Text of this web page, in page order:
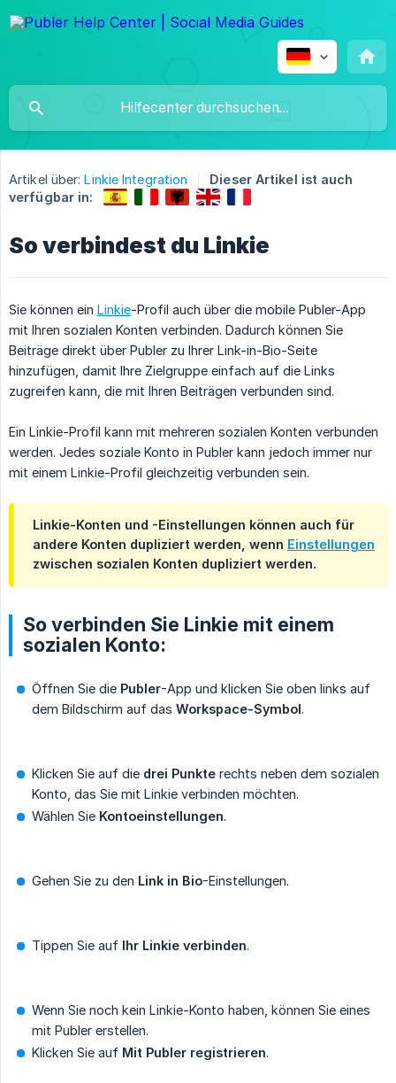
Artikel über: Linkie Integration
Dieser Artikel ist auch
verfügbar in:
So verbindest du Linkie
Sie können ein Linkie-Profil auch über die mobile Publer-App
mit Ihren sozialen Konten verbinden. Dadurch können Sie
Beiträge direkt über Publer zu Ihrer Link-in-Bio-Seite
hinzufügen, damit Ihre Zielgruppe einfach auf die Links
zugreifen kann, die mit Ihren Beiträgen verbunden sind.
Ein Linkie-Profil kann mit mehreren sozialen Konten verbunden
werden. Jedes soziale Konto in Publer kann jedoch immer nur
mit einem Linkie-Profil gleichzeitig verbunden sein.
Linkie-Konten und -Einstellungen können auch für
andere Konten dupliziert werden, wenn Einstellungen
zwischen sozialen Konten dupliziert werden.
So verbinden Sie Linkie mit einem
sozialen Konto:
Öffnen Sie die Publer-App und klicken Sie oben links auf
dem Bildschirm auf das Workspace-Symbol.
Klicken Sie auf die drei Punkte rechts neben dem sozialen
Konto, das Sie mit Linkie verbinden möchten.
Wählen Sie Kontoeinstellungen.
Gehen Sie zu den Link in Bio-Einstellungen.
Tippen Sie auf Ihr Linkie verbinden.
Wenn Sie noch kein Linkie-Konto haben, können Sie eines
mit Publer erstellen.
Klicken Sie auf Mit Publer registrieren.